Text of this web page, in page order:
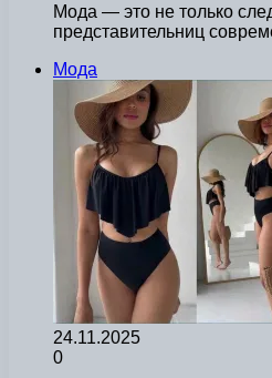
Мода — это не только
представительниц
Мода
24.11.2025
0